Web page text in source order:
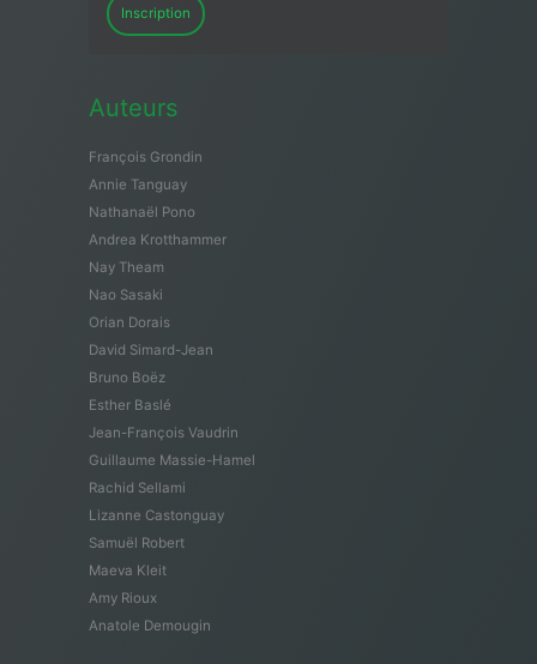
Inscription
Auteurs
François Grondin
Annie Tanguay
Nathanaël Pono
Andrea Krotthammer
Nay Theam
Nao Sasaki
Orian Dorais
David Simard-Jean
Bruno Boëz
Esther Baslé
Jean-François Vaudrin
Guillaume Massie-Hamel
Rachid Sellami
Lizanne Castonguay
Samuël Robert
Maeva Kleit
Amy Rioux
Anatole Demougin